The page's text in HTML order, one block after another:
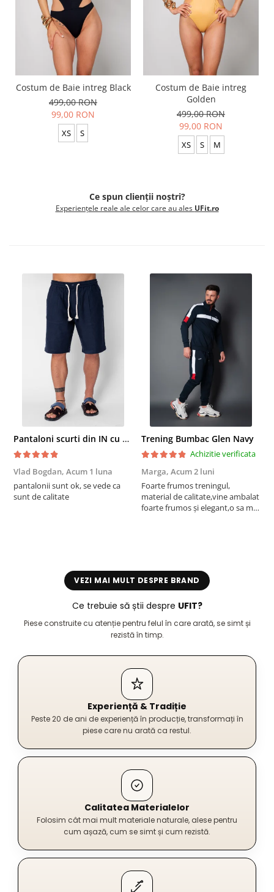
Costum de Baie intreg Black
499,00 RON
99,00 RON
XS S
Costum de Baie intreg
Golden
499,00 RON
99,00 RON
XS S M
Ce spun clienții noștri?
Experiențele reale ale celor care au ales UFit.ro
Pantaloni scurti din IN cu nasture si snur Navy
Vlad Bogdan, Acum 1 luna
pantalonii sunt ok, se vede ca
sunt de calitate
Trening Bumbac Glen Navy
Achizitie verificata
Marga, Acum 2 luni
Foarte frumos treningul,
material de calitate,vine ambalat
foarte frumos și elegant,o sa mai
VEZI MAI MULT DESPRE BRAND
Ce trebuie să știi despre UFIT?
Piese construite cu atenție pentru felul în care arată, se simt și
rezistă în timp.
Experiență & Tradiție
Peste 20 de ani de experiență în producție, transformați în
piese care nu arată ca restul.
Calitatea Materialelor
Folosim cât mai mult materiale naturale, alese pentru
cum așază, cum se simt și cum rezistă.